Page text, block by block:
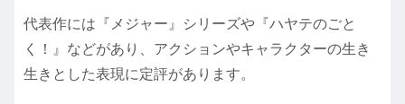
代表作には『メジャー』シリーズや『ハヤテのごと
く！』などがあり、アクションやキャラクターの生き
生きとした表現に定評があります。